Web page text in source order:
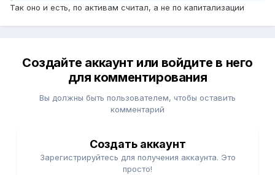
Так оно и есть, по активам считал, а не по капитализации
Создайте аккаунт или войдите в него
для комментирования
Вы должны быть пользователем, чтобы оставить
комментарий
Создать аккаунт
Зарегистрируйтесь для получения аккаунта. Это
просто!